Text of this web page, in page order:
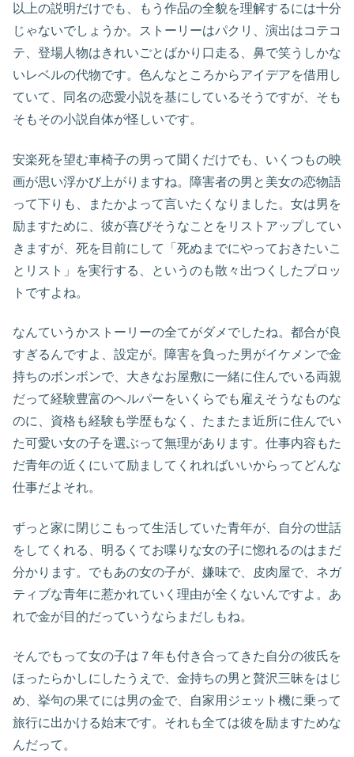
以上の説明だけでも、もう作品の全貌を理解するには十分
じゃないでしょうか。ストーリーはパクリ、演出はコテコ
テ、登場人物はきれいごとばかり口走る、鼻で笑うしかな
いレベルの代物です。色んなところからアイデアを借用し
ていて、同名の恋愛小説を基にしているそうですが、そも
そもその小説自体が怪しいです。
安楽死を望む車椅子の男って聞くだけでも、いくつもの映
画が思い浮かび上がりますね。障害者の男と美女の恋物語
って下りも、またかよって言いたくなりました。女は男を
励ますために、彼が喜びそうなことをリストアップしてい
きますが、死を目前にして「死ぬまでにやっておきたいこ
とリスト」を実行する、というのも散々出つくしたプロッ
トですよね。
なんていうかストーリーの全てがダメでしたね。都合が良
すぎるんですよ、設定が。障害を負った男がイケメンで金
持ちのボンボンで、大きなお屋敷に一緒に住んでいる両親
だって経験豊富のヘルパーをいくらでも雇えそうなものな
のに、資格も経験も学歴もなく、たまたま近所に住んでい
た可愛い女の子を選ぶって無理があります。仕事内容もた
だ青年の近くにいて励ましてくれればいいからってどんな
仕事だよそれ。
ずっと家に閉じこもって生活していた青年が、自分の世話
をしてくれる、明るくてお喋りな女の子に惚れるのはまだ
分かります。でもあの女の子が、嫌味で、皮肉屋で、ネガ
ティブな青年に惹かれていく理由が全くないんですよ。あ
れで金が目的だっていうならまだしもね。
そんでもって女の子は７年も付き合ってきた自分の彼氏を
ほったらかしにしたうえで、金持ちの男と贅沢三昧をはじ
め、挙句の果てには男の金で、自家用ジェット機に乗って
旅行に出かける始末です。それも全ては彼を励ますためな
んだって。